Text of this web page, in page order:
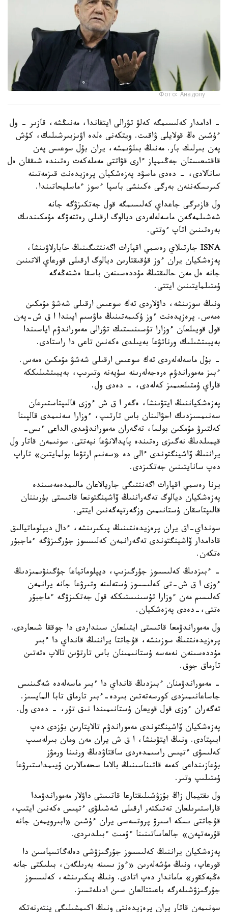
Фото: Анадолу
- ادامدار كەلىسىمگە كەلۋ تۋرالى ايتقاندا، مەنىڭشە، قازىر - ول
ءۇشىن ەڭ قولايلى ۋاقىت. ويتكەنى ەلدە اۋىزبىرشىلىك، كۇش
پەن بىرلىك بار. مەنىڭ بىلۋىمشە، يران بۇل سوعىس پەن
قاقتىعىستان جەڭىمپاز ءارى قۋاتتى مەملەكەت رەتىندە شىققان ەل
سانالادى، - دەدى ماسۋد پەزەشكيان پرەزيدەنت قىزمەتىنە
كىرىسكەننەن بەرگى ەكىنشى باسپا ءسوز ءماسليحاتىندا.
ول قازىرگى جاعداي كەلىسىمگە قول جەتكىزۋگە جانە
شەشىلمەگەن ماسەلەلەردى ديالوگ ارقىلى رەتتەۋگە مۇمكىندىك
بەرەتىنىن اتاپ ءوتتى.
ISNA جارتىلاي رەسمي اقپارات اگەنتتىگىنىڭ حابارلاۋىنشا،
پەزەشكيان يران ءوز قۇقىقتارىن ديالوگ ارقىلى قورعاي الاتىنىن
جانە ەل مەن حالىقتىڭ مۇددەسىنەن باسقا ەشتەڭەگە
ۇمتىلمايتىنىن ايتتى.
ونىڭ سوزىنشە، داۋلاردى تەك سوعىس ارقىلى شەشۋ مۇمكىن
ەمەس. پرەزيدەنت ءوز ۇكىمەتىنىڭ ماۋسىم ايىندا ا ق ش-پەن
قول قويىلعان ءوزارا تۇسىنىستىك تۋرالى مەموراندۋم اياسىندا
بەيبىتشىلىك ورناتۋعا بەيىلدى ەكەنىن تاعى دا راستادى.
- بۇل ماسەلەلەردى تەك سوعىس ارقىلى شەشۋ مۇمكىن ەمەس.
ءبىز مەموراندۋم ەرەجەلەرىنە سۇيەنە وتىرىپ، بەيبىتشىلىككە
قاراي ۇمتىلعىمىز كەلەدى، - دەدى ول.
پەزەشكياننىڭ ايتۋىنشا، ەگەر ا ق ش ءوزى قالىپتاستىرعان
سەنىمسىزدىك احۋالىنان باس تارتىپ، ءوزارا سەنىمدى قالپىنا
كەلتىرۋ مۇمكىن بولسا، تەگەران مەموراندۋمدى الداعى ءىس-
قيمىلدىڭ نەگىزى رەتىندە پايدالانۋعا نيەتتى. سونىمەن قاتار ول
يراننىڭ ۆاشينگتوندى ءالى دە «سەنىم ارتۋعا بولمايتىن» تاراپ
دەپ سانايتىنىن جەتكىزدى.
يرنا رەسمي اقپارات اگەنتتىگى جاريالاعان مالىمدەمەسىندە
پەزەشكيان ديالوگ تەگەراننىڭ ۆاشينگتونعا قاتىستى بۇرىننان
قالىپتاسقان ۇستانىمىن وزگەرتپەگەنىن ايتتى.
سونداي-اق يران پرەزيدەنتىنىڭ پىكىرىنشە، ءدال ديپلوماتيالىق
قادامدار ۆاشينگتوندى تەگەرانمەن كەلىسسوز جۇرگىزۋگە ءماجبۇر
ەتكەن.
- ءبىزدىڭ كەلىسسوز جۇرگىزىپ، ديپلوماتياعا جۇگىنۋىمىزدىڭ
ءوزى ا ق ش-تى كەلىسسوز ۇستەلىنە وتىرۋعا جانە يرانمەن
كەلىسىم مەن ءوزارا تۇسىنىستىككە قول جەتكىزۋگە ءماجبۇر
ەتتى،-دەدى پەزەشكيان.
ول مەموراندۋمعا قاتىستى ايتىلعان سىنداردى دا جوققا شىعاردى.
پرەزيدەنتتىڭ سوزىنشە، قۇجاتتا يراننىڭ قانداي دا ءبىر
مۇددەسىنەن نەمەسە ۇستانىمىنان باس تارتۋىن تالاپ ەتەتىن
تارماق جوق.
- مەموراندۋمنان ءبىزدىڭ قانداي دا ءبىر ماسەلەدە شەگىنىس
جاساعانىمىزدى كورسەتەتىن بىردە-ءبىر تارماق تابا المايسىز.
تەگەران ءوزى قول قويعان ۇستانىمىندا نىق تۇر، - دەدى ول.
پەزەشكيان ۆاشينگتوندى مەموراندۋم تالاپتارىن بۇزدى دەپ
ايىپتادى. ونىڭ ايتۋىنشا، ا ق ش يران مەن ومان بىرلەسىپ
كەلىسۋى ءتيىس راسىمدەردى ساقتاۋدىڭ ورنىنا ورمۋز
بۇعازىنداعى كەمە قاتىناسىنىڭ بالاما سحەمالارىن ۇيىمداستىرۋعا
ۇمتىلىپ وتىر.
ول ىقتيمال زاڭ بۇزۋشىلىقتارعا قاتىستى داۋلار مەموراندۋمدا
قاراستىرىلعان تەتىكتەر ارقىلى شەشىلۋى ءتيىس ەكەنىن ايتىپ،
قۇجاتتى ىسكە اسىرۋ پروتسەسى يران ءۇشىن «ابىرويمەن جانە
قۇرمەتپەن» جالعاساتىنىنا ءۇمىت ءبىلدىردى.
پەزەشكيان يراننىڭ كەلىسسوز جۇرگىزۋشى دەلەگاتسياسىن دا
قورعاپ، ونىڭ مۇشەلەرىن «ءوز ىسىنە بەرىلگەن، بىلىكتى جانە
ەڭبەكقور» ماماندار دەپ اتادى. ونىڭ پىكىرىنشە، كەلىسسوز
جۇرگىزۋشىلەرگە باعىتتالعان سىن ادىلەتسىز.
سونىمەن قاتار يران پرەزيدەنتى ونىڭ اكىمشىلىگى ينتەرنەتكە